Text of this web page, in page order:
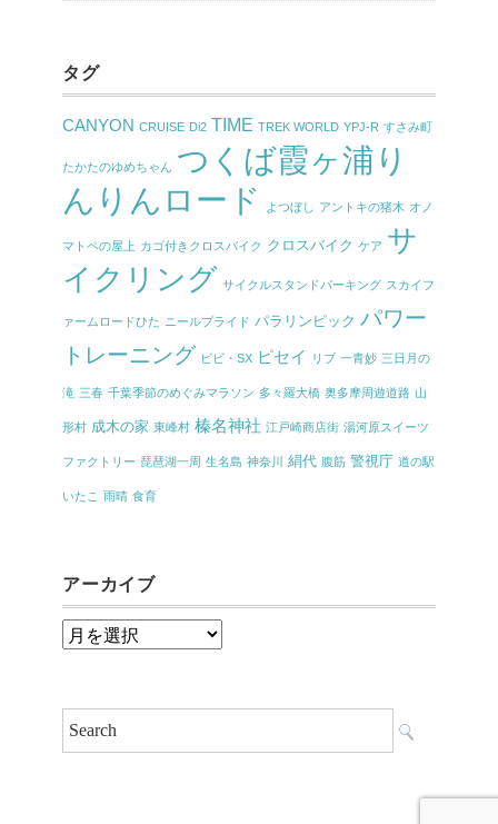
タグ
CANYON CRUISE Di2 TIME TREK WORLD YPJ-R すさみ町
たかたのゆめちゃん つくば霞ヶ浦り
んりんロード
よつぼし アントキの猪木 オノ
マトペの屋上 カゴ付きクロスバイク クロスバイク ケア サ
イクリング サイクルスタンドパーキング スカイフ
ァームロードひた ニールプライド パラリンピック パワー
トレーニング ビビ・SX ピセイ リブ 一青妙 三日月の
滝 三春 千葉季節のめぐみマラソン 多々羅大橋 奥多摩周遊道路 山
形村 成木の家 東峰村 榛名神社 江戸崎商店街 湯河原スイーツ
ファクトリー 琵琶湖一周 生名島 神奈川 絹代 腹筋 警視庁 道の駅
いたこ 雨晴 食育
アーカイブ
ア
イ